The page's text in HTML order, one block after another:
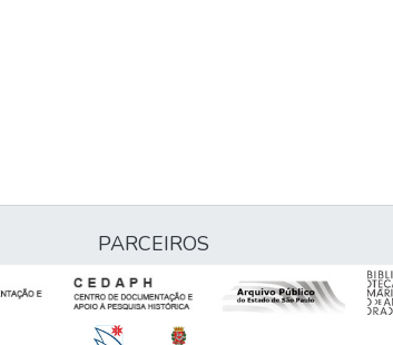
PARCEIROS